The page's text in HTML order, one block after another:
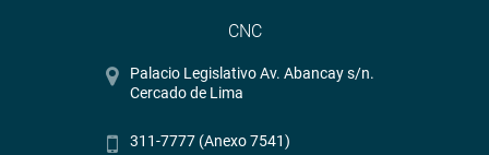
CNC
Palacio Legislativo Av. Abancay s/n.
Cercado de Lima
311-7777 (Anexo 7541)